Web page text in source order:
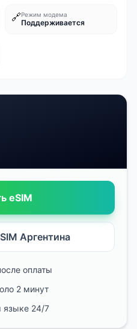
🔗Режим модема
Поддерживается
eSIM
Аргентина
оплаты
2 минут
языке 24/7